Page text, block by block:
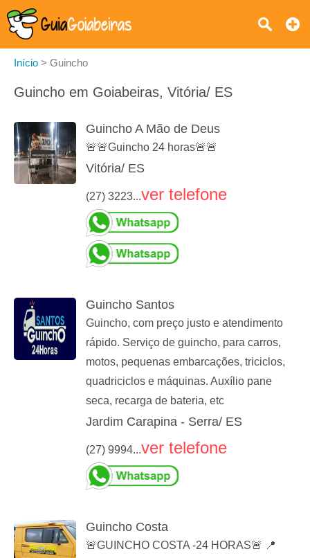
Início > Guincho
Guincho em Goiabeiras, Vitória/ ES
Guincho A Mão de Deus
🚨🚨Guincho 24 horas🚨🚨
Vitória/ ES
(27) 3223...ver telefone
Guincho Santos
Guincho, com preço justo e atendimento
rápido. Serviço de guincho, para carros,
motos, pequenas embarcações, triciclos,
quadriciclos e máquinas. Auxílio pane
seca, recarga de bateria, etc
Jardim Carapina - Serra/ ES
(27) 9994...ver telefone
Guincho Costa
🚨GUINCHO COSTA -24 HORAS🚨 📍